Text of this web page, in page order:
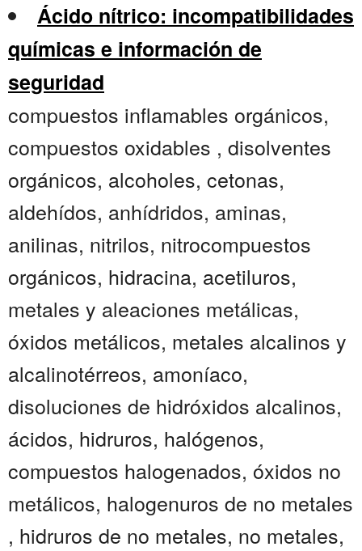
Ácido nítrico: incompatibilidades
químicas e información de
seguridad
compuestos inflamables orgánicos,
compuestos oxidables , disolventes
orgánicos, alcoholes, cetonas,
aldehídos, anhídridos, aminas,
anilinas, nitrilos, nitrocompuestos
orgánicos, hidracina, acetiluros,
metales y aleaciones metálicas,
óxidos metálicos, metales alcalinos y
alcalinotérreos, amoníaco,
disoluciones de hidróxidos alcalinos,
ácidos, hidruros, halógenos,
compuestos halogenados, óxidos no
metálicos, halogenuros de no metales
, hidruros de no metales, no metales,